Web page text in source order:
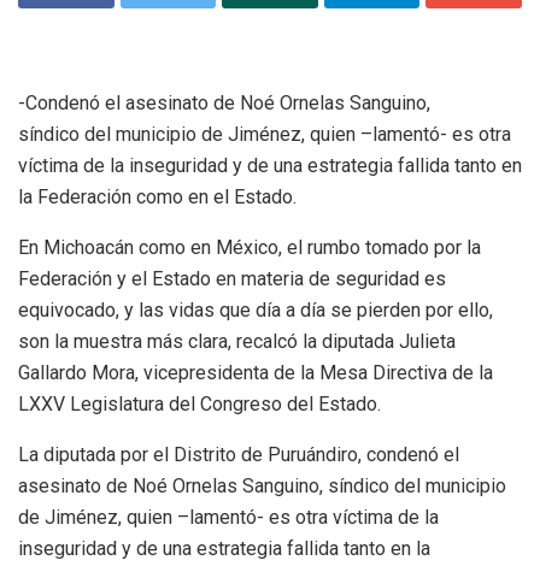
-Condenó el asesinato de Noé Ornelas Sanguino,
síndico del municipio de Jiménez, quien –lamentó- es otra
víctima de la inseguridad y de una estrategia fallida tanto en
la Federación como en el Estado.
En Michoacán como en México, el rumbo tomado por la
Federación y el Estado en materia de seguridad es
equivocado, y las vidas que día a día se pierden por ello,
son la muestra más clara, recalcó la diputada Julieta
Gallardo Mora, vicepresidenta de la Mesa Directiva de la
LXXV Legislatura del Congreso del Estado.
La diputada por el Distrito de Puruándiro, condenó el
asesinato de Noé Ornelas Sanguino, síndico del municipio
de Jiménez, quien –lamentó- es otra víctima de la
inseguridad y de una estrategia fallida tanto en la